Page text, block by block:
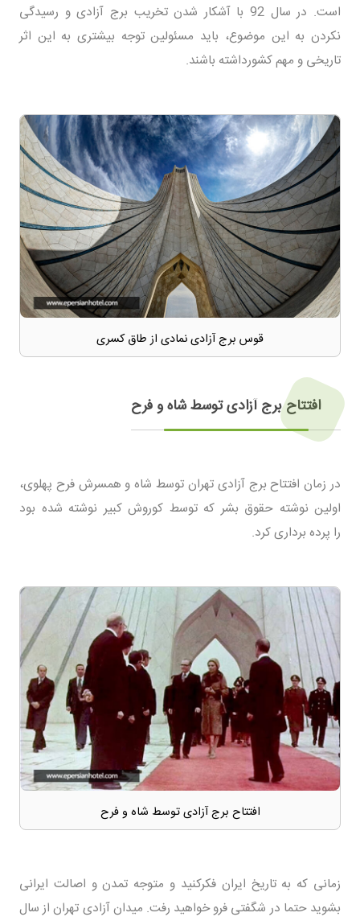
است. در سال 92 با آشکار شدن تخریب برج آزادی و رسیدگی
نکردن به این موضوع، باید مسئولین توجه بیشتری به این اثر
تاریخی و مهم کشورداشته باشند.
قوس برج آزادی نمادی از طاق کسری
افتتاح برج آزادی توسط شاه و فرح
در زمان افتتاح برج آزادی تهران توسط شاه و همسرش فرح پهلوی،
اولین نوشته حقوق بشر که توسط کوروش کبیر نوشته شده بود
را پرده برداری کرد.
افتتاح برج آزادی توسط شاه و فرح
زمانی که به تاریخ ایران فکرکنید و متوجه تمدن و اصالت ایرانی
بشوید حتما در شگفتی فرو خواهید رفت. میدان آزادی تهران از سال